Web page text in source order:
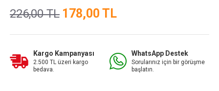
178,00 TL
226,00 TL
Kargo Kampanyası
2.500 TL üzeri kargo
bedava.
WhatsApp Destek
Sorularınız için bir görüşme
başlatın.